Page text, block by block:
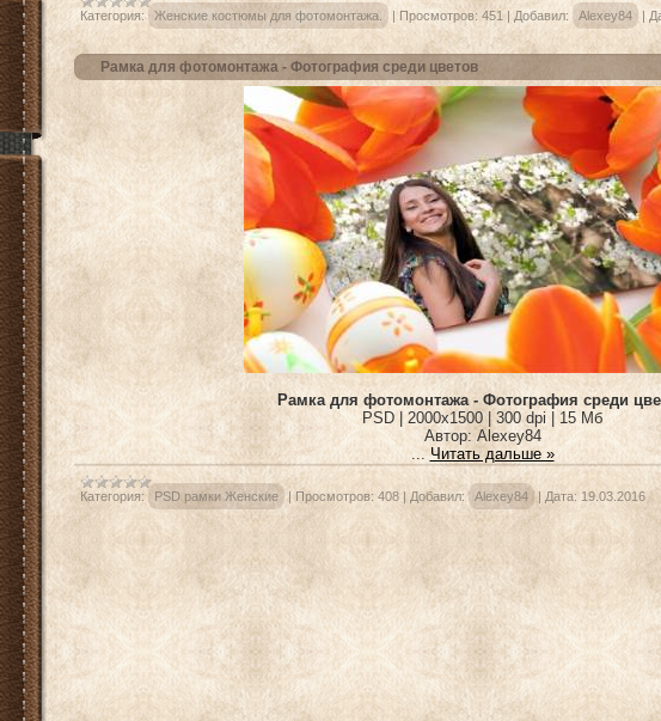
Категория: Женские костюмы для фотомонтажа. | Просмотров: 451 | Добавил: Alexey84 |
Рамка для фотомонтажа - Фотография среди цветов
Рамка для фотомонтажа - Фотография среди
PSD | 2000x1500 | 300 dpi | 15 Мб
Автор: Alexey84
...Читать дальше »
Категория: PSD рамки Женские | Просмотров: 408 | Добавил: Alexey84 | Дата: 19.03.2016